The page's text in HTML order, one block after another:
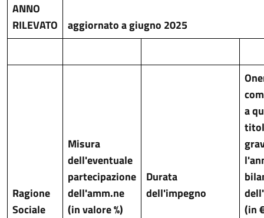
ANNO
RILEVATO
aggiornato a giugno 2025
Ragione
Sociale
Misura
dell'eventuale
partecipazione
dell'amm.ne
(in valore %)
Durata
dell'impegno
a
(in